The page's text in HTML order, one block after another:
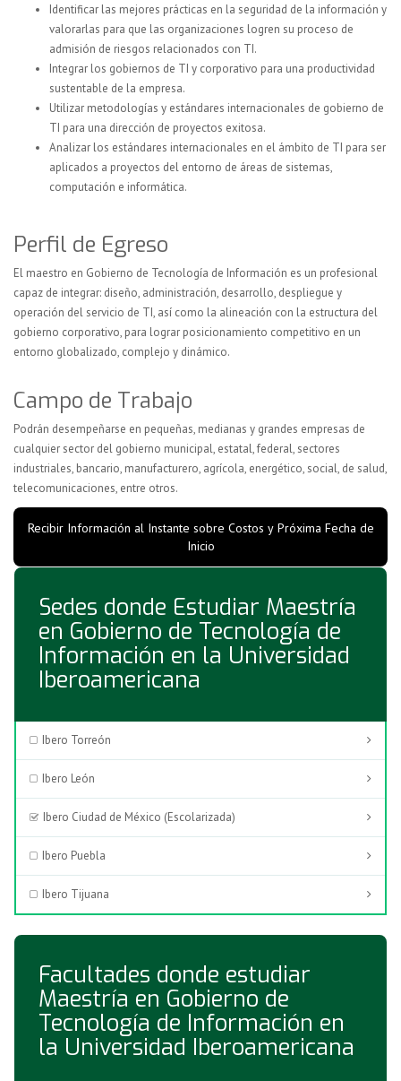
Identificar las mejores prácticas en la seguridad de la información y
valorarlas para que las organizaciones logren su proceso de
admisión de riesgos relacionados con TI.
Integrar los gobiernos de TI y corporativo para una productividad
sustentable de la empresa.
Utilizar metodologías y estándares internacionales de gobierno de
TI para una dirección de proyectos exitosa.
Analizar los estándares internacionales en el ámbito de TI para ser
aplicados a proyectos del entorno de áreas de sistemas,
computación e informática.
Perfil de Egreso
El maestro en Gobierno de Tecnología de Información es un profesional
capaz de integrar: diseño, administración, desarrollo, despliegue y
operación del servicio de TI, así como la alineación con la estructura del
gobierno corporativo, para lograr posicionamiento competitivo en un
entorno globalizado, complejo y dinámico.
Campo de Trabajo
Podrán desempeñarse en pequeñas, medianas y grandes empresas de
cualquier sector del gobierno municipal, estatal, federal, sectores
industriales, bancario, manufacturero, agrícola, energético, social, de salud,
telecomunicaciones, entre otros.
Recibir Información al Instante sobre Costos y Próxima Fecha de
Inicio
Sedes donde Estudiar Maestría
en Gobierno de Tecnología de
Información en la Universidad
Iberoamericana
Ibero Torreón
Ibero León
Ibero Ciudad de México (Escolarizada)
Ibero Puebla
Ibero Tijuana
Facultades donde estudiar
Maestría en Gobierno de
Tecnología de Información en
la Universidad Iberoamericana